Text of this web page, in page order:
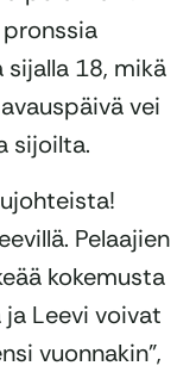
sijalla 18, mikä
vei
sijoilta.
Pelaajien
kokemusta
Leevi voivat
vuonnakin”,